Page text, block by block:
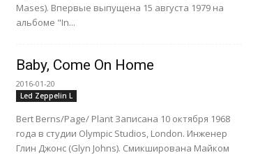
Mases). Впервые выпущена 15 августа 1979 на
альбоме "In...
Baby, Come On Home
2016-01-20
Led Zeppelin L
Bert Berns/Page/ Plant Записана 10 октября 1968
года в студии Olympic Studios, London. Инженер
Глин Джонс (Glyn Johns). Смикширована Майком